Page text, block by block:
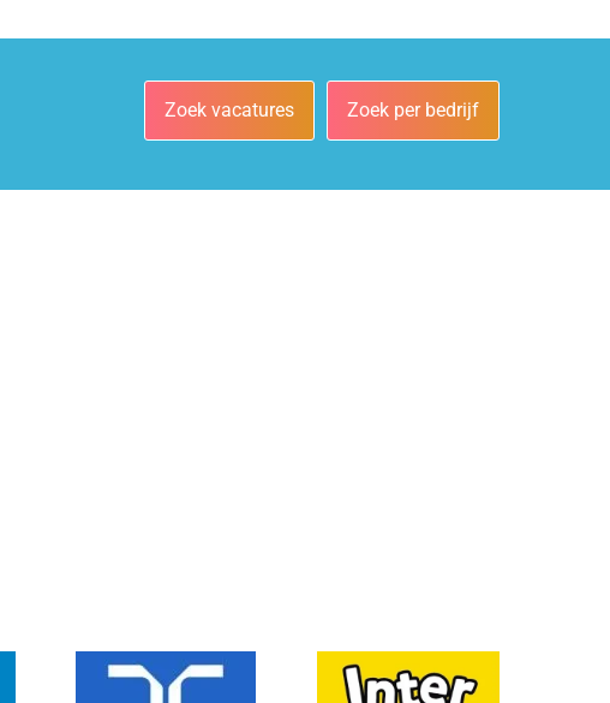
Zoek vacatures Zoek per bedrijf